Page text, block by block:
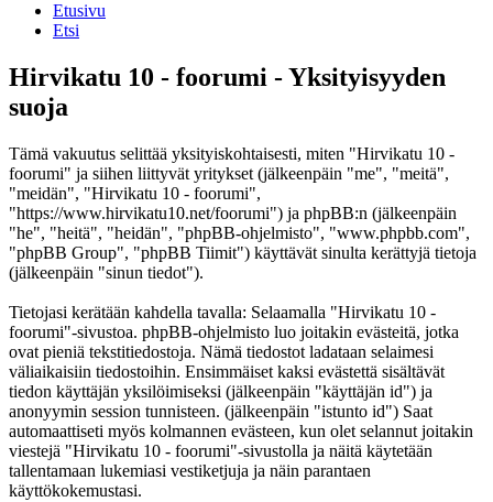
Etusivu
Etsi
Hirvikatu 10 - foorumi - Yksityisyyden
suoja
Tämä vakuutus selittää yksityiskohtaisesti, miten "Hirvikatu 10 -
foorumi" ja siihen liittyvät yritykset (jälkeenpäin "me", "meitä",
"meidän", "Hirvikatu 10 - foorumi",
"https://www.hirvikatu10.net/foorumi") ja phpBB:n (jälkeenpäin
"he", "heitä", "heidän", "phpBB-ohjelmisto", "www.phpbb.com",
"phpBB Group", "phpBB Tiimit") käyttävät sinulta kerättyjä tietoja
(jälkeenpäin "sinun tiedot").
Tietojasi kerätään kahdella tavalla: Selaamalla "Hirvikatu 10 -
foorumi"-sivustoa. phpBB-ohjelmisto luo joitakin evästeitä, jotka
ovat pieniä tekstitiedostoja. Nämä tiedostot ladataan selaimesi
väliaikaisiin tiedostoihin. Ensimmäiset kaksi evästettä sisältävät
tiedon käyttäjän yksilöimiseksi (jälkeenpäin "käyttäjän id") ja
anonyymin session tunnisteen. (jälkeenpäin "istunto id") Saat
automaattiseti myös kolmannen evästeen, kun olet selannut joitakin
viestejä "Hirvikatu 10 - foorumi"-sivustolla ja näitä käytetään
tallentamaan lukemiasi vestiketjuja ja näin parantaen
käyttökokemustasi.